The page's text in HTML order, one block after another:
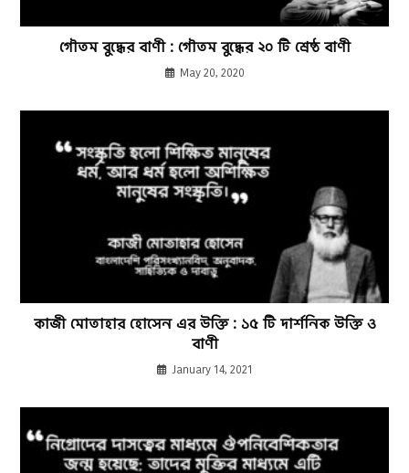
গৌতম বুদ্ধের বাণী : গৌতম বুদ্ধের ২০ টি শ্রেষ্ঠ বাণী
May 20, 2020
কাজী মোতাহার হোসেন এর উক্তি : ১৫ টি দার্শনিক উক্তি ও
বাণী
January 14, 2021